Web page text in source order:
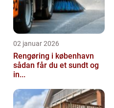
02 januar 2026
Rengøring i københavn
sådan får du et sundt og
in...